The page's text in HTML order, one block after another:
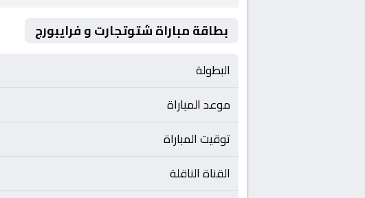
بطاقة مباراة شتوتجارت و فرايبورج
البطولة
موعد المباراة
توقيت المباراة
القناة الناقلة